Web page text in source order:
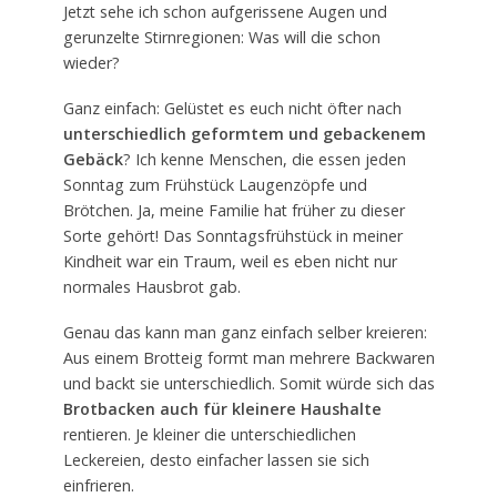
Jetzt sehe ich schon aufgerissene Augen und
gerunzelte Stirnregionen: Was will die schon
wieder?
Ganz einfach: Gelüstet es euch nicht öfter nach
unterschiedlich geformtem und gebackenem
Gebäck? Ich kenne Menschen, die essen jeden
Sonntag zum Frühstück Laugenzöpfe und
Brötchen. Ja, meine Familie hat früher zu dieser
Sorte gehört! Das Sonntagsfrühstück in meiner
Kindheit war ein Traum, weil es eben nicht nur
normales Hausbrot gab.
Genau das kann man ganz einfach selber kreieren:
Aus einem Brotteig formt man mehrere Backwaren
und backt sie unterschiedlich. Somit würde sich das
Brotbacken auch für kleinere Haushalte
rentieren. Je kleiner die unterschiedlichen
Leckereien, desto einfacher lassen sie sich
einfrieren.